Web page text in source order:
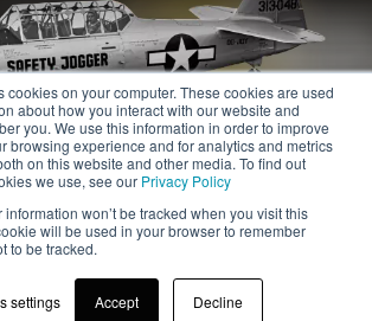
cookies on your computer. These cookies are used
about how you interact with our website and
you. We use this information in order to improve
browsing experience and for analytics and metrics
on this website and other media. To find out
we use, see our Privacy Policy
information won’t be tracked when you visit this
will be used in your browser to remember
to be tracked.
settings Accept Decline
Datenschutz-Bestimmungen